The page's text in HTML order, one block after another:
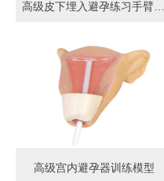
高级皮下埋入避孕练习手臂模型
高级宫内避孕器训练模型